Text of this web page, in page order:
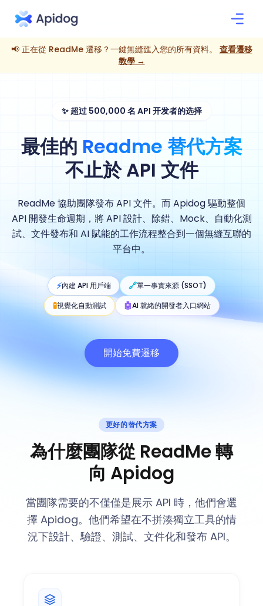
📢 正在從 ReadMe 遷移？一鍵無縫匯入您的所有資料。
查看遷移
教學 →
✨超过 500,000 名 API 开发者的选择
最佳的 Readme 替代方案
不止於 API 文件
ReadMe 協助團隊發布 API 文件。而 Apidog 驅動整個
API 開發生命週期，將 API 設計、除錯、Mock、自動化測
試、文件發布和 AI 賦能的工作流程整合到一個無縫互聯的
平台中。
⚡內建 API 用戶端 🔗單一事實來源 (SSOT)
🧪視覺化自動測試 🤖AI 就緒的開發者入口網站
開始免費遷移
更好的替代方案
為什麼團隊從 ReadMe 轉
向 Apidog
當團隊需要的不僅僅是展示 API 時，他們會選
擇 Apidog。他們希望在不拼湊獨立工具的情
況下設計、驗證、測試、文件化和發布 API。